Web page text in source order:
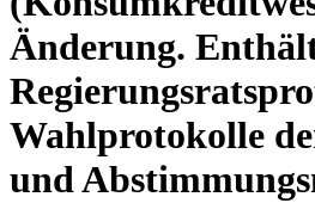
Änderung.
Wahlprotokolle
und